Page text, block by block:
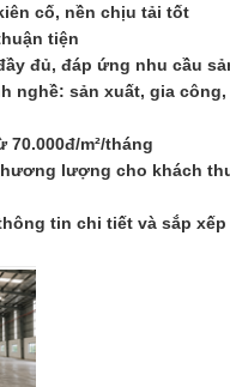
cố, nền chịu tải tốt
ận tiện
y đủ, đáp ứng nhu cầu sả
nghề: sản xuất, gia
70.000đ/m²/tháng
ương lượng cho khách
tin chi tiết và sắp xếp